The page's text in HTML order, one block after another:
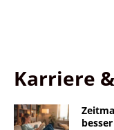
Karriere